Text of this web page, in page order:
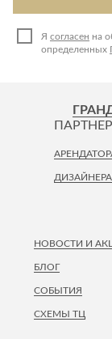
Я согласен на
определенных
НОВОСТИ И
БЛОГ
СОБЫТИЯ
СХЕМЫ ТЦ